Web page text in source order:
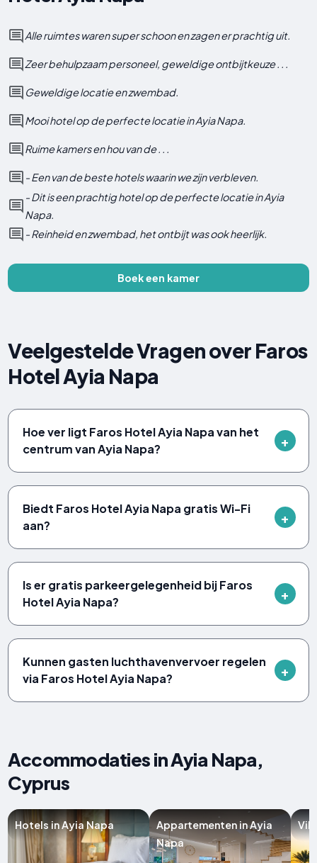
Alle ruimtes waren super schoon en zagen er prachtig uit.
Zeer behulpzaam personeel, geweldige ontbijtkeuze . . .
Geweldige locatie en zwembad.
Mooi hotel op de perfecte locatie in Ayia Napa.
Ruime kamers en hou van de . . .
- Een van de beste hotels waarin we zijn verbleven.
- Dit is een prachtig hotel op de perfecte locatie in Ayia
Napa.
- Reinheid en zwembad, het ontbijt was ook heerlijk.
Boek een kamer
Veelgestelde Vragen over Faros
Hotel Ayia Napa
Hoe ver ligt Faros Hotel Ayia Napa van het
centrum van Ayia Napa?
Biedt Faros Hotel Ayia Napa gratis Wi-Fi
aan?
Is er gratis parkeergelegenheid bij Faros
Hotel Ayia Napa?
Kunnen gasten luchthavenvervoer regelen
via Faros Hotel Ayia Napa?
Accommodaties in Ayia Napa,
Cyprus
Hotels in Ayia Napa
Appartementen in Ayia
Napa